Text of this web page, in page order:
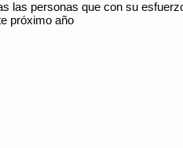
las personas que con su
próximo año